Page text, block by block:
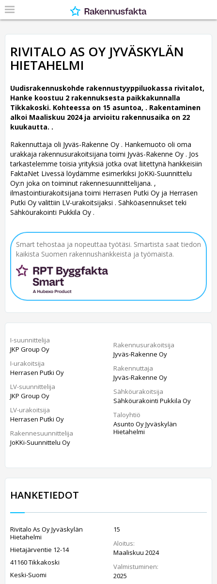
RIVITALO AS OY JYVÄSKYLÄN
HIETAHELMI
Uudisrakennuskohde rakennustyyppiluokassa rivitalot,
Hanke koostuu 2 rakennuksesta paikkakunnalla
Tikkakoski. Kohteessa on 15 asuntoa, . Rakentaminen
alkoi Maaliskuu 2024 ja arvioitu rakennusaika on 22
kuukautta. .
Rakennuttaja oli Jyväs-Rakenne Oy . Hankemuoto oli oma
urakkaja rakennusurakoitsijana toimi Jyväs-Rakenne Oy . Jos
tarkastelemme toisia yrityksiä jotka ovat liitettynä hankkeisiin
FaktaNet Livessä löydämme esimerkiksi JoKKi-Suunnittelu
Oy:n joka on toiminut rakennesuunnittelijana. ,
ilmastointiurakoitsijana toimi Herrasen Putki Oy ja Herrasen
Putki Oy valittiin LV-urakoitsijaksi . Sähköasennukset teki
Sähköurakointi Pukkila Oy .
Smart tehostaa ja nopeuttaa työtäsi. Smartista saat tiedon
kaikista Suomen rakennushankkeista ja työmaista.
I-suunnittelija
JKP Group Oy
I-urakoitsija
Herrasen Putki Oy
LV-suunnittelija
JKP Group Oy
LV-urakoitsija
Herrasen Putki Oy
Rakennesuunnittelija
JoKKi-Suunnittelu Oy
Rakennusurakoitsija
Jyväs-Rakenne Oy
Rakennuttaja
Jyväs-Rakenne Oy
Sähköurakoitsija
Sähköurakointi Pukkila Oy
Taloyhtiö
Asunto Oy Jyväskylän
Hietahelmi
HANKETIEDOT
Rivitalo As Oy Jyväskylän
Hietahelmi
Hietajärventie 12-14
41160 Tikkakoski
Keski-Suomi
15
Aloitus:
Maaliskuu 2024
Valmistuminen:
2025